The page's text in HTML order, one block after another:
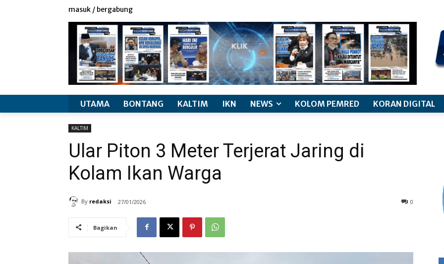
masuk / bergabung
UTAMA BONTANG KALTIM IKN NEWS KOLOM PEMRED KORAN DIGITAL
KALTIM
Ular Piton 3 Meter Terjerat Jaring di
Kolam Ikan Warga
By redaksi 27/01/2026 0
Bagikan